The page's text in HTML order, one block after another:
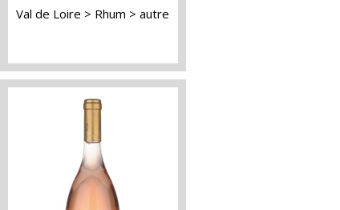
Val de Loire Rhum autre